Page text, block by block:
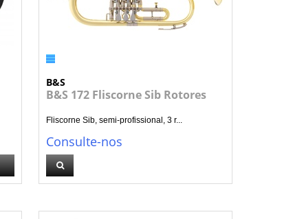
B&S
B&S 172 Fliscorne Sib Rotores
Fliscorne Sib, semi-profissional, 3 r...
Consulte-nos